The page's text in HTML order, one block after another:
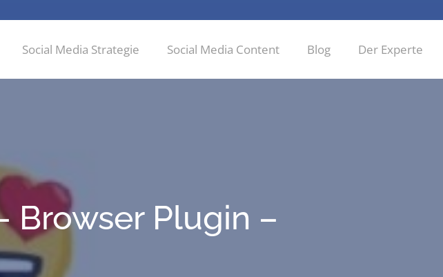
Social Media Strategie Social Media Content Blog Der Experte
Brow­ser Plug­in –